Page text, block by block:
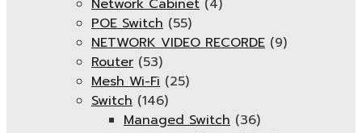
Network Cabinet (4)
POE Switch (55)
NETWORK VIDEO RECORDE (9)
Router (53)
Mesh Wi-Fi (25)
Switch (146)
Managed Switch (36)